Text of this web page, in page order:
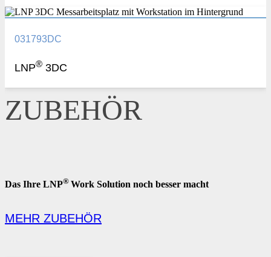
031793DC
LNP® 3DC
ZUBEHÖR
Das Ihre LNP® Work Solution noch besser macht
MEHR ZUBEHÖR